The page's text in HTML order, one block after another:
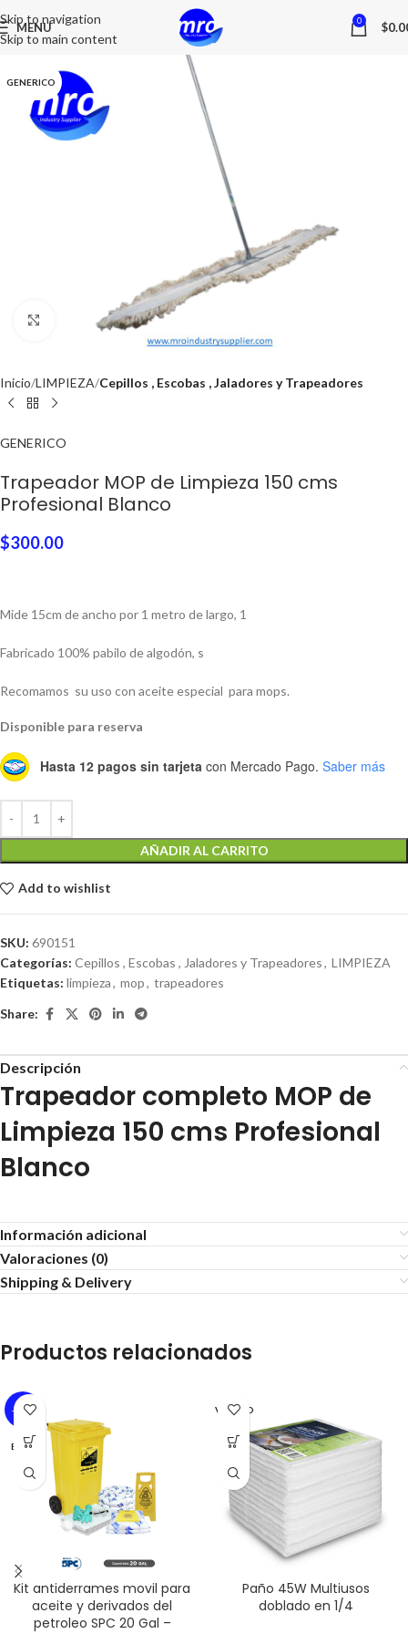
Skip to navigation
Skip to main content
MENU 0 $
GENERICO
Click to enlarge
Inicio LIMPIEZA Cepillos , Escobas , Jaladores y Trapeadores
GENERICO
Trapeador MOP de Limpieza 150 cms
Profesional Blanco
$300.00
Mide 15cm de ancho por 1 metro de largo, 1
Fabricado 100% pabilo de algodón, s
Recomamos su uso con aceite especial para mops.
Disponible para reserva
Hasta 12 pagos sin tarjeta con Mercado Pago. Saber más
AÑADIR AL CARRITO
Add to wishlist
SKU: 690151
Categorías: Cepillos , Escobas , Jaladores y Trapeadores, LIMPIEZA
Etiquetas: limpieza, mop, trapeadores
Share:
Descripción
Trapeador completo MOP de
Limpieza 150 cms Profesional
Blanco
Información adicional
Valoraciones (0)
Shipping & Delivery
Productos relacionados
-15%
BRADY
Kit antiderrames movil para
aceite y derivados del
petroleo SPC 20 Gal –
VERETO
Paño 45W Multiusos
doblado en 1/4